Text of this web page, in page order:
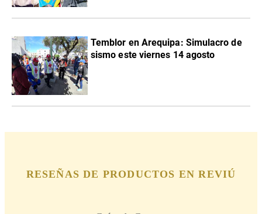
Temblor en Arequipa: Simulacro de
sismo este viernes 14 agosto